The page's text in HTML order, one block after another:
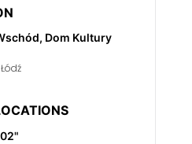
Dom Kultury